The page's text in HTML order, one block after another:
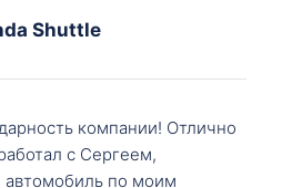
Shuttle
компании! Отлично
с Сергеем,
автомобиль по моим